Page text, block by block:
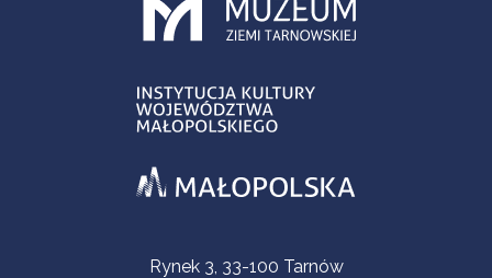
Informacje kontaktoweRynek 3, 33-100 Tarnów